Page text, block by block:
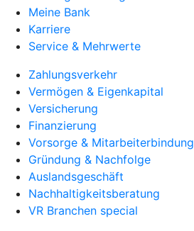
Meine Bank
Karriere
Service & Mehrwerte
Zahlungsverkehr
Vermögen & Eigenkapital
Versicherung
Finanzierung
Vorsorge & Mitarbeiterbindung
Gründung & Nachfolge
Auslandsgeschäft
Nachhaltigkeitsberatung
VR Branchen special